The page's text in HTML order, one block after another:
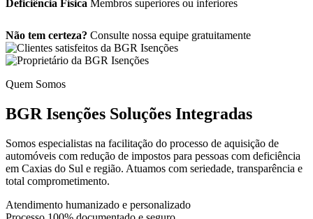
Deficiência Física Membros superiores ou inferiores
Não tem certeza? Consulte nossa equipe gratuitamente
Quem Somos
BGR Isenções Soluções Integradas
Somos especialistas na facilitação do processo de aquisição de
automóveis com redução de impostos para pessoas com deficiência
em Caxias do Sul e região. Atuamos com seriedade, transparência e
total comprometimento.
Atendimento humanizado e personalizado